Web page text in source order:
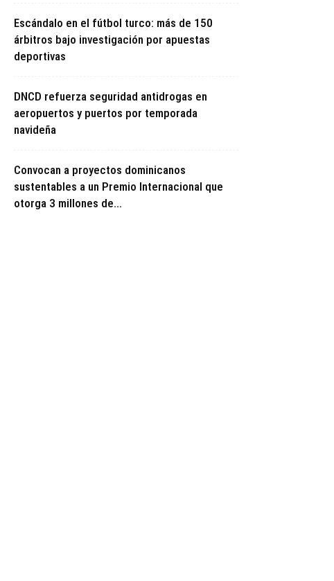
Escándalo en el fútbol turco: más de 150
árbitros bajo investigación por apuestas
deportivas
DNCD refuerza seguridad antidrogas en
aeropuertos y puertos por temporada
navideña
Convocan a proyectos dominicanos
sustentables a un Premio Internacional que
otorga 3 millones de...